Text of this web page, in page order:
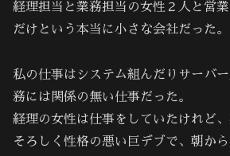
経理担当と業務担当の女性２人と営
だけという本当に小さな会社だった。
私の仕事はシステム組んだりサーバ
務には関係の無い仕事だった。
経理の女性は仕事をしていたけれど
そろしく性格の悪い巨デブで、朝か